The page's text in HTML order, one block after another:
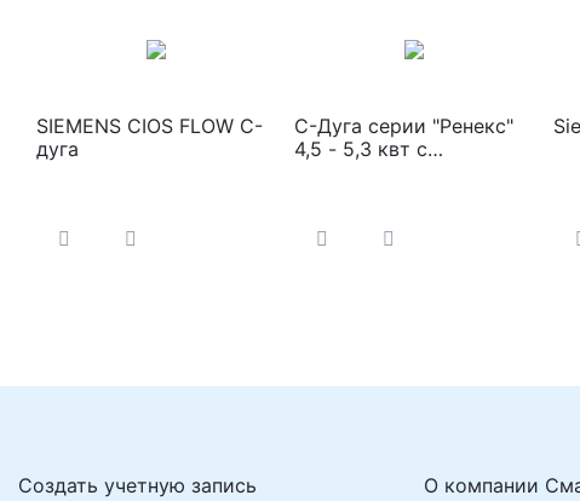
SIEMENS CIOS FLOW C-
дуга
С-Дуга серии "Ренекс"
4,5 - 5,3 квт с
Создать учетную запись
О компании